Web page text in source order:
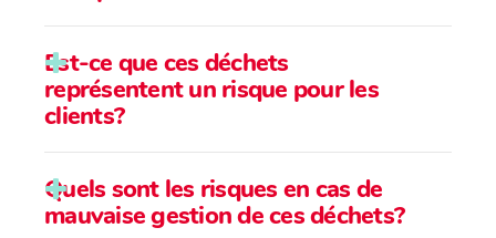
Est-ce que ces déchets
représentent un risque pour les
clients?
Quels sont les risques en cas de
mauvaise gestion de ces déchets?